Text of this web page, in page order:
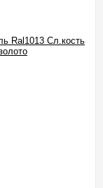
Ral1013 Сл.кость